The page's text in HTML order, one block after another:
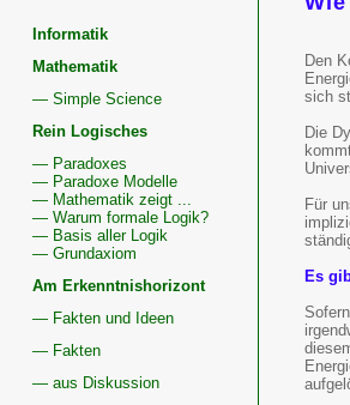
Informatik
Mathematik
— Simple Science
Rein Logisches
— Paradoxes
— Paradoxe Modelle
— Mathematik zeigt ...
— Warum formale Logik?
— Basis aller Logik
— Grundaxiom
Am Erkenntnishorizont
— Fakten und Ideen
— Fakten
— aus Diskussion
Den
sich
Die
Für
Es